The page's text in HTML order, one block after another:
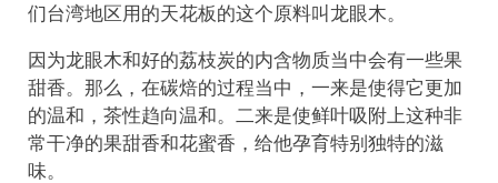
们台湾地区用的天花板的这个原料叫龙眼木。
因为龙眼木和好的荔枝炭的内含物质当中会有一些果
甜香。那么，在碳焙的过程当中，一来是使得它更加
的温和，茶性趋向温和。二来是使鲜叶吸附上这种非
常干净的果甜香和花蜜香，给他孕育特别独特的滋
味。